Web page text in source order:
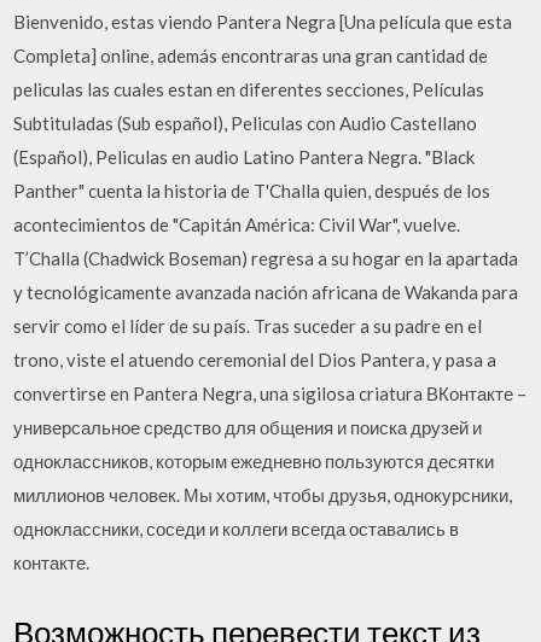
Bienvenido, estas viendo Pantera Negra [Una película que esta
Completa] online, además encontraras una gran cantidad de
peliculas las cuales estan en diferentes secciones, Películas
Subtituladas (Sub español), Peliculas con Audio Castellano
(Español), Peliculas en audio Latino Pantera Negra. "Black
Panther" cuenta la historia de T'Challa quien, después de los
acontecimientos de "Capitán América: Civil War", vuelve.
T’Challa (Chadwick Boseman) regresa a su hogar en la apartada
y tecnológicamente avanzada nación africana de Wakanda para
servir como el líder de su país. Tras suceder a su padre en el
trono, viste el atuendo ceremonial del Dios Pantera, y pasa a
convertirse en Pantera Negra, una sigilosa criatura ВКонтакте –
универсальное средство для общения и поиска друзей и
одноклассников, которым ежедневно пользуются десятки
миллионов человек. Мы хотим, чтобы друзья, однокурсники,
одноклассники, соседи и коллеги всегда оставались в
контакте.
Возможность перевести текст из